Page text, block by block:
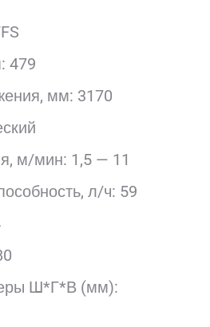
479
мм: 3170
м/мин: 1,5 — 11
л/ч: 59
Ш*Г*В (мм):